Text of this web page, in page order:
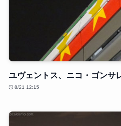
ユヴェントス、ニコ・ゴンサ
8/21 12:15